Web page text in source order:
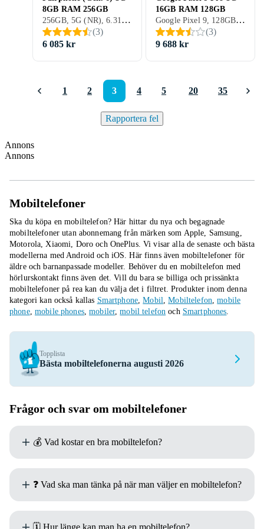
8GB RAM 256GB
256GB, 5G (NR), 6.31 tum, 8GB, 2025
(3)
6 085 kr
16GB RAM 128GB
Google Pixel 9, 128GB, 5G (NR), 6.3 tum, 16GB, 2024
(3)
9 688 kr
1 2 3 4 5 20 35
Rapportera fel
Annons
Annons
Mobiltelefoner
Ska du köpa en mobiltelefon? Här hittar du nya och begagnade
mobiltelefoner utan abonnemang från märken som Apple, Samsung,
Motorola, Xiaomi, Doro och OnePlus. Vi visar alla de senaste och bästa
modellerna med Android och iOS. Här finns även mobiltelefoner för
äldre och barnanpassade modeller. Behöver du en mobiltelefon med
hörlurskontakt finns även det. Vill du bara se billiga och prissänkta
mobiltelefoner på rea kan du välja det i filtret. Produkter inom denna
kategori kan också kallas Smartphone,Mobil,Mobiltelefon,mobile
phone, mobile phones,mobiler,mobil telefon och Smartphones.
Topplista
Bästa mobiltelefonerna augusti 2026
Frågor och svar om mobiltelefoner
💰 Vad kostar en bra mobiltelefon?
nya modeller släpps. Det är också mycket subjektivt
eftersom dina behov avgör vad en bra mobiltelefon faktiskt
❓ Vad ska man tänka på när man väljer en mobiltelefon?
🗓️ Hur länge kan man ha en mobiltelefon?